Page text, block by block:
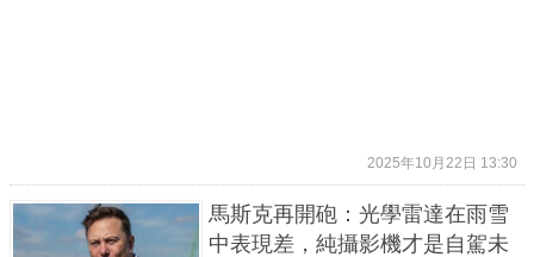
2025年10月22日 13:30
馬斯克再開砲：光學雷達在雨雪
中表現差，純攝影機才是自駕未